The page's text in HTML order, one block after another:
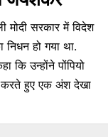
सरकार में विदेश
हो गया था.
कि उन्होंने पोंपियो
करते हुए एक अंश देखा